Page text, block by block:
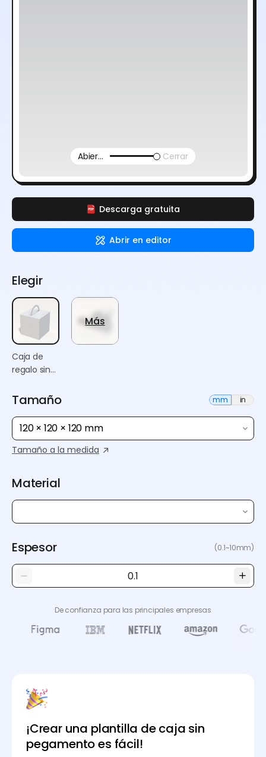
Descarga gratuita
Abrir en editor
Abierto Cerrar
Elegir
Caja de
regalo sin
Más
Tamaño mm in
120 × 120 × 120 mm
Tamaño a la medida
Material
Espesor (0.1~10mm)
De confianza para las principales empresas
¡Crear una plantilla de caja sin
pegamento es fácil!